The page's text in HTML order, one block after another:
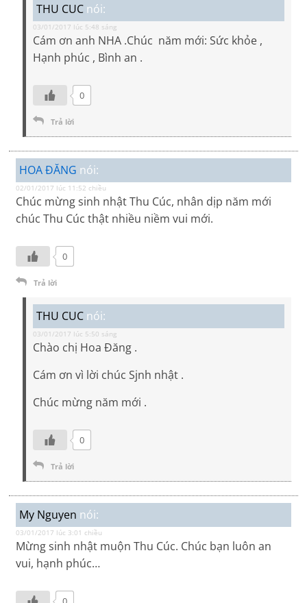
THU CUC nói:
03/01/2017 lúc 5:48 sáng
Cám ơn anh NHA .Chúc năm mới: Sức khỏe ,
Hạnh phúc , Bình an .
0
Trả lời
HOA ĐĂNG nói:
02/01/2017 lúc 11:52 chiều
Chúc mừng sinh nhật Thu Cúc, nhân dịp năm mới
chúc Thu Cúc thật nhiều niềm vui mới.
0
Trả lời
THU CUC nói:
03/01/2017 lúc 5:50 sáng
Chào chị Hoa Đăng .
Cám ơn vì lời chúc Sjnh nhật .
Chúc mừng năm mới .
0
Trả lời
My Nguyen nói:
03/01/2017 lúc 3:01 chiều
Mừng sinh nhật muộn Thu Cúc. Chúc bạn luôn an
vui, hạnh phúc…